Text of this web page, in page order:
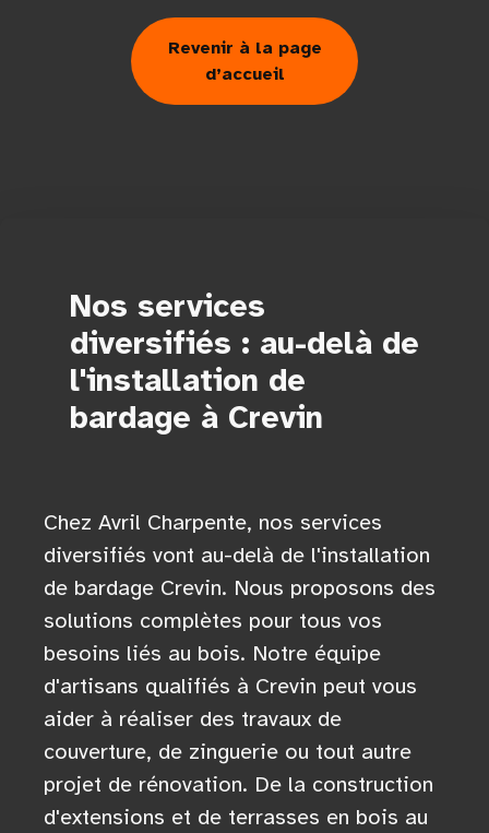
Revenir à la page
d’accueil
Nos services
diversifiés : au-delà de
l'installation de
bardage à Crevin
Chez Avril Charpente, nos services
diversifiés vont au-delà de l'installation
de bardage Crevin. Nous proposons des
solutions complètes pour tous vos
besoins liés au bois. Notre équipe
d'artisans qualifiés à Crevin peut vous
aider à réaliser des travaux de
couverture, de zinguerie ou tout autre
projet de rénovation. De la construction
d'extensions et de terrasses en bois au